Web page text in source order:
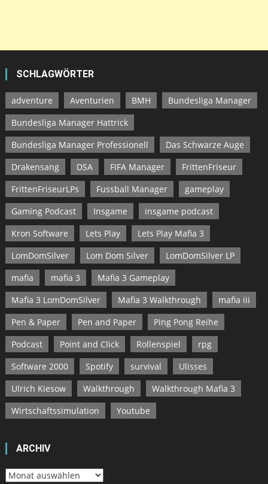
SCHLAGWÖRTER
adventure Aventurien BMH
Bundesliga Manager
Bundesliga Manager Hattrick
Bundesliga Manager Professionell
Das Schwarze Auge
Drakensang
DSA FIFA Manager
FrittenFriseur
FrittenFriseurLPs
Fussball Manager
gameplay
Gaming Podcast
Insgame
insgame podcast
Kron Software
Lets Play
Lets Play Mafia 3
LomDomSilver
Lom Dom Silver
LomDomSilver LP
mafia
mafia 3
Mafia 3 Gameplay
Mafia 3 LomDomSilver
Mafia 3 Walkthrough
mafia iii
Pen & Paper
Pen and Paper
Ping Pong Reihe
Podcast
Point and Click Rollenspiel
rpg
Software 2000
Spotify survival
Ulisses
Ulrich Kiesow
Walkthrough
Walkthrough Mafia 3
Wirtschaftssimulation
Youtube
ARCHIV
Archiv